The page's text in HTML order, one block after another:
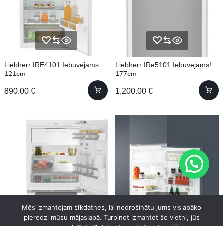
Liebherr IRE4101 Iebūvējams
121cm
890.00 €
Liebherr IRe5101 Iebūvējams!
177cm
1,200.00 €
Mēs izmantojam sīkdatnes, lai nodrošinātu jums vislabāko
pieredzi mūsu mājaslapā. Turpinot izmantot šo vietni, jūs